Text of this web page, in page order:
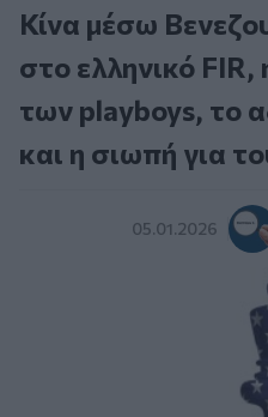
Κίνα μέσω
στο ελληνικό
των playboys, το
και η σιωπή για
05.01.2026